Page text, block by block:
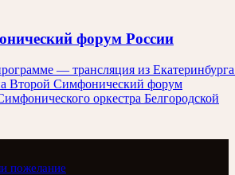
форум России
— трансляция из
Второй Симфонический форум
оркестра Белгородской
пожелание